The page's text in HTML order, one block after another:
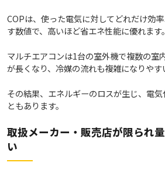
COPは、使った電気に対してどれだけ効
す数値で、高いほど省エネ性能に優れます。
マルチエアコンは1台の室外機で複数の室
が長くなり、冷媒の流れも複雑になりやす
その結果、エネルギーのロスが生じ、電
ともあります。
取扱メーカー・販売店が限られ
い